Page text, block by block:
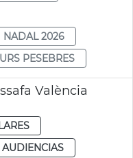
NADAL 2026
PESEBRES
València